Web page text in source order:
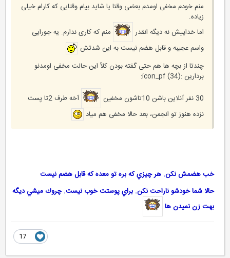
منم خودم مخفی اومدم بعضی وقتا یا شاید بیام وقتایی که کارام خیلی
زیاده.
اما خداییش نه دیگه انقدر
منم که کاری ندارم. یه جورایی
واسم عجیبه و قابل هضم نیست به این شدتش
چندتا از بچه ها هم حتی گفته بودن کلاً این حالت مخفی اومدنو
بردارین :icon_pf (34):
آخه طرف 2تا پست
نزده هنوز تو انجمن، بعد حالا مخفی هم میاد
خب هضمش نكن. هر چيزي كه بره تو معده كه قابل هضم نيست
حالا شما خودشو ناراحت نكن. براي پوستت خوب نيست. چروك ميشي ديگه
بهت زن نميدن ها